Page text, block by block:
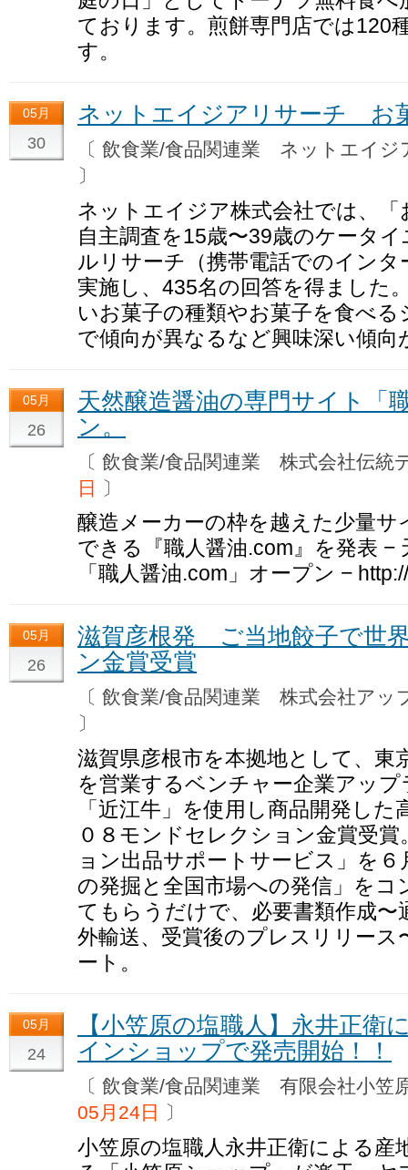
ております。煎餅専門店では120
す。
05月
30
ネットエイジアリサーチ お
〔 飲食業/食品関連業 ネットエイ
〕
ネットエイジア株式会社では、
自主調査を15歳〜39歳のケータ
ルリサーチ（携帯電話でのイン
実施し、435名の回答を得ました
いお菓子の種類やお菓子を食べ
で傾向が異なるなど興味深い傾
05月
26
天然醸造醤油の専門サイト「
ン。
〔 飲食業/食品関連業 株式会社伝
日
〕
醸造メーカーの枠を越えた少量
できる『職人醤油.com』を発表 −
「職人醤油.com」オープン −
05月
26
滋賀彦根発 ご当地餃子で世
ン金賞受賞
〔 飲食業/食品関連業 株式会社ア
〕
滋賀県彦根市を本拠地として、東
を営業するベンチャー企業アッ
「近江牛」を使用し商品開発し
０８モンドセレクション金賞受
ョン出品サポートサービス」を
の発掘と全国市場への発信」を
てもらうだけで、必要書類作成
外輸送、受賞後のプレスリリー
ート。
05月
24
【小笠原の塩職人】永井正衛
インショップで発売開始！！
〔 飲食業/食品関連業 有限会社小
05月24日
〕
小笠原の塩職人永井正衛による産